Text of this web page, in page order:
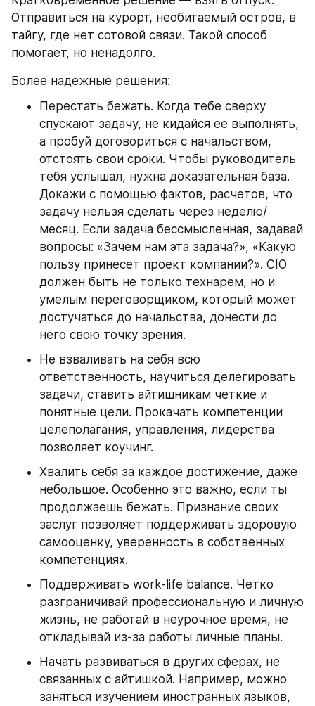
Отправиться на курорт, необитаемый остров, в
тайгу, где нет сотовой связи. Такой способ
помогает, но ненадолго.
Более надежные решения:
Перестать бежать. Когда тебе сверху
спускают задачу, не кидайся ее выполнять,
а пробуй договориться с начальством,
отстоять свои сроки. Чтобы руководитель
тебя услышал, нужна доказательная база.
Докажи с помощью фактов, расчетов, что
задачу нельзя сделать через неделю/
месяц. Если задача бессмысленная, задавай
вопросы: «Зачем нам эта задача?», «Какую
пользу принесет проект компании?». CIO
должен быть не только технарем, но и
умелым переговорщиком, который может
достучаться до начальства, донести до
него свою точку зрения.
Не взваливать на себя всю
ответственность, научиться делегировать
задачи, ставить айтишникам четкие и
понятные цели. Прокачать компетенции
целеполагания, управления, лидерства
позволяет коучинг.
Хвалить себя за каждое достижение, даже
небольшое. Особенно это важно, если ты
продолжаешь бежать. Признание своих
заслуг позволяет поддерживать здоровую
самооценку, уверенность в собственных
компетенциях.
Поддерживать work-life balance. Четко
разграничивай профессиональную и личную
жизнь, не работай в неурочное время, не
откладывай из-за работы личные планы.
Начать развиваться в других сферах, не
связанных с айтишкой. Например, можно
заняться изучением иностранных языков,